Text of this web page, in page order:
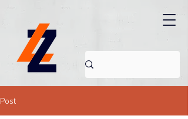
Post